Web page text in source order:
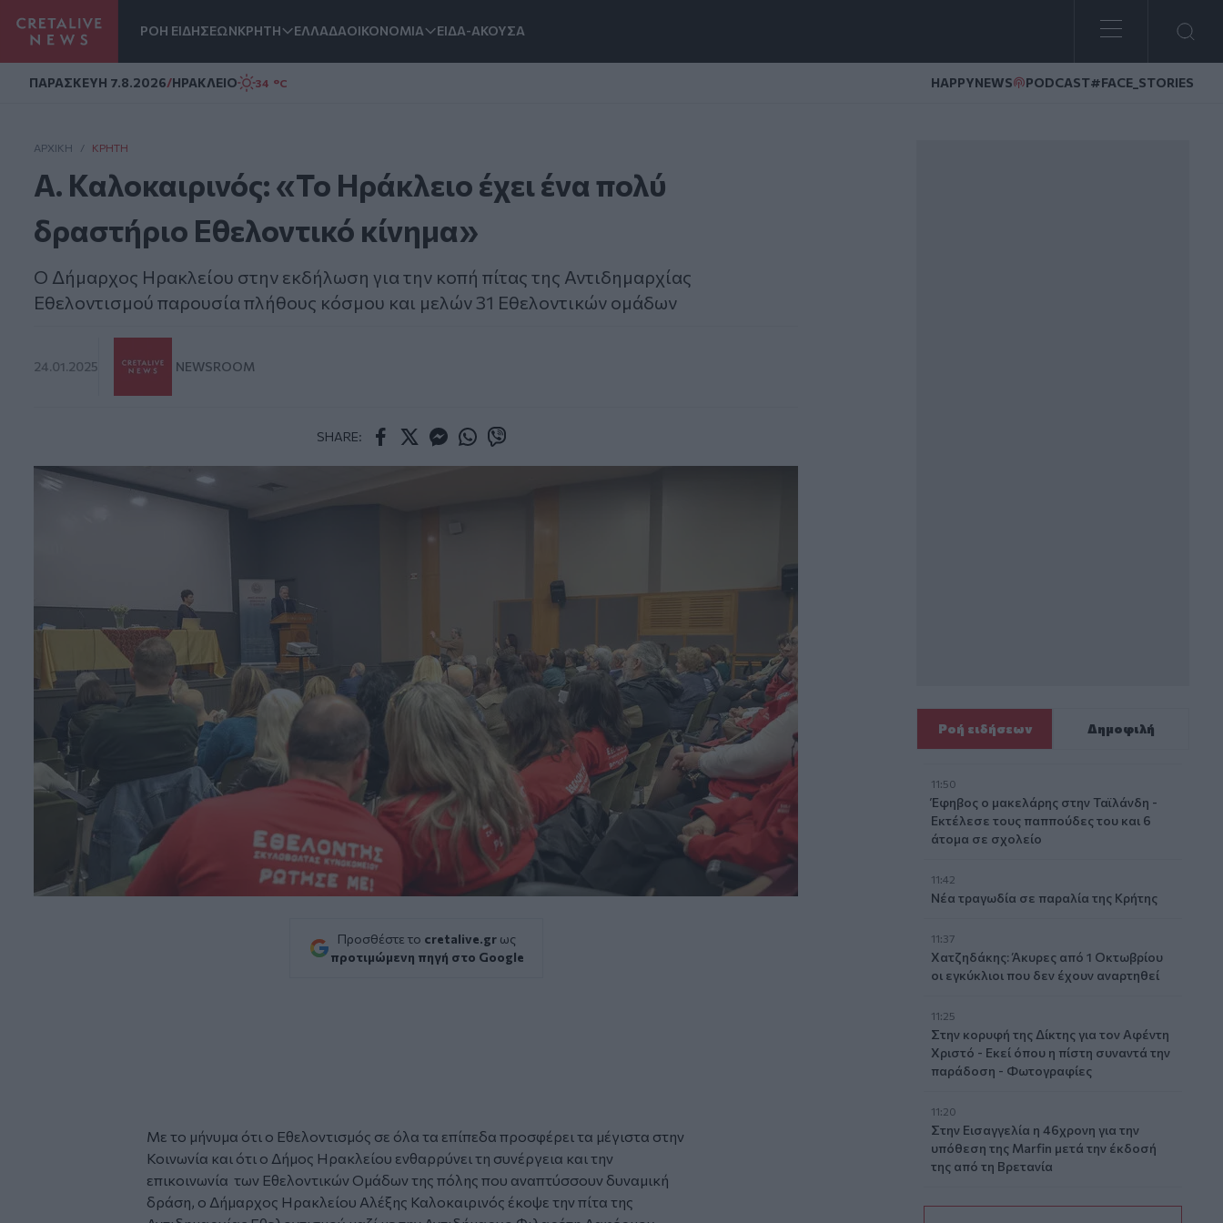
ΡΟΗ ΕΙΔΗΣΕΩΝΚΡΗΤΗ ΕΛΛΑΔΑΟΙΚΟΝΟΜΙΑ ΕΙΔΑ-ΑΚΟΥΣΑ
ΠΑΡΑΣΚΕΥΗ 7.8.2026/ΗΡΑΚΛΕΙΟ 34 °C HAPPYNEWS PODCAST#FACE_STORIES
ΑΡΧΙΚΗ / ΚΡΉΤΗ
Α. Καλοκαιρινός: «Το Ηράκλειο έχει ένα πολύ
δραστήριο Εθελοντικό κίνημα»
Ο Δήμαρχος Ηρακλείου στην εκδήλωση για την κοπή πίτας της Αντιδημαρχίας
Εθελοντισμού παρουσία πλήθους κόσμου και μελών 31 Εθελοντικών ομάδων
24.01.2025 NEWSROOM
SHARE:
Προσθέστε το cretalive.gr ως
προτιμώμενη πηγή στο Google
Με το μήνυμα ότι ο Εθελοντισμός σε όλα τα επίπεδα προσφέρει τα μέγιστα στην
Κοινωνία και ότι ο Δήμος Ηρακλείου ενθαρρύνει τη συνέργεια και την
επικοινωνία των Εθελοντικών Ομάδων της πόλης που αναπτύσσουν δυναμική
δράση, ο Δήμαρχος Ηρακλείου Αλέξης Καλοκαιρινός έκοψε την πίτα της
Ροή ειδήσεων Δημοφιλή
11:50
Έφηβος ο μακελάρης στην Ταϊλάνδη -
Εκτέλεσε τους παππούδες του και 6
άτομα σε σχολείο
11:42
Νέα τραγωδία σε παραλία της Κρήτης
11:37
Χατζηδάκης: Άκυρες από 1 Οκτωβρίου
οι εγκύκλιοι που δεν έχουν αναρτηθεί
11:25
Στην κορυφή της Δίκτης για τον Αφέντη
Χριστό - Εκεί όπου η πίστη συναντά την
παράδοση - Φωτογραφίες
11:20
Στην Εισαγγελία η 46χρονη για την
υπόθεση της Marfin μετά την έκδοσή
της από τη Βρετανία
11:11